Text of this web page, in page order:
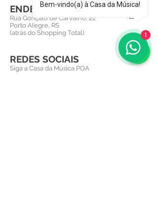
ENDEREÇO
Rua Gonçalo de Carvalho, 22
Porto Alegre, RS
(atrás do Shopping Total)
REDES SOCIAIS
Siga a Casa da Música POA
Bem-vindo(a) à Casa da Música!
1